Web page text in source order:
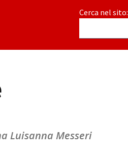
Cerca nel sito:
Luisanna Messeri